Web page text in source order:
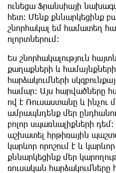
ունեցա Ֆրանսիայի
հետ։ Մենք քննարկեցինք
շնորհակալ եմ համատեղ
ոլորտներում։
Ես շնորհակալություն
քաղաքների և
հարձակումների
համար։ Այս հարվածները
ով է Ռուսաստանը և ինչու
ամրապնդենք մեր
բոլոր սպառնալիքների
աշխատել հրթիռային
կարևոր որոշում է և
քննարկեցինք մեր
ռուսական հարձակումները